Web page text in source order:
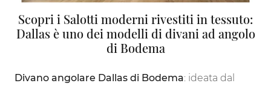
Scopri i Salotti moderni rivestiti in tessuto:
Dallas è uno dei modelli di divani ad angolo
di Bodema
Divano angolare Dallas di Bodema: ideata dal